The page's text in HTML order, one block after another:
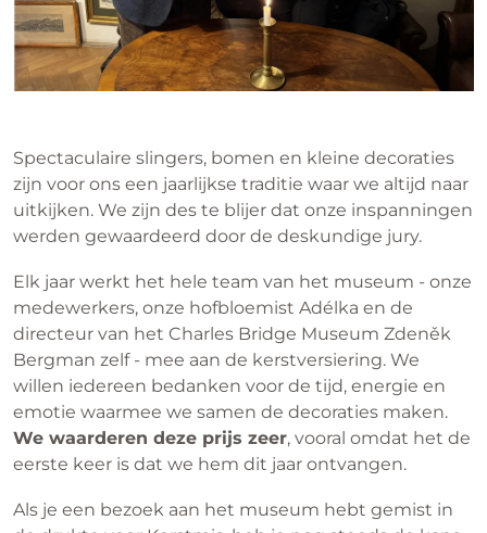
Spectaculaire slingers, bomen en kleine decoraties
zijn voor ons een jaarlijkse traditie waar we altijd naar
uitkijken. We zijn des te blijer dat onze inspanningen
werden gewaardeerd door de deskundige jury.
Elk jaar werkt het hele team van het museum - onze
medewerkers, onze hofbloemist Adélka en de
directeur van het Charles Bridge Museum Zdeněk
Bergman zelf - mee aan de kerstversiering. We
willen iedereen bedanken voor de tijd, energie en
emotie waarmee we samen de decoraties maken.
We waarderen deze prijs zeer, vooral omdat het de
eerste keer is dat we hem dit jaar ontvangen.
Als je een bezoek aan het museum hebt gemist in